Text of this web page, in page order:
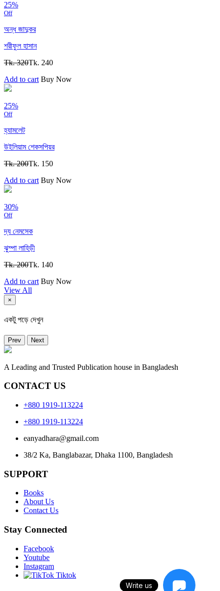
25%
Off
অন্ধ জাদুকর
শরীফুল হাসান
Tk. 320Tk. 240
Add to cart Buy Now
25%
Off
হ্যামলেট
উইলিয়াম শেকসপিয়র
Tk. 200Tk. 150
Add to cart Buy Now
30%
Off
দ্য নেমসেক
ঝুম্পা লাহিড়ী
Tk. 200Tk. 140
Add to cart Buy Now
View All
×
একটু পড়ে দেখুন
Prev Next
A Leading and Trusted Publication house in Bangladesh
CONTACT US
+880 1919-113224
+880 1919-113224
eanyadhara@gmail.com
38/2 Ka, Banglabazar, Dhaka 1100, Bangladesh
SUPPORT
Books
About Us
Contact Us
Stay Connected
Facebook
Youtube
Instagram
Tiktok
Write us